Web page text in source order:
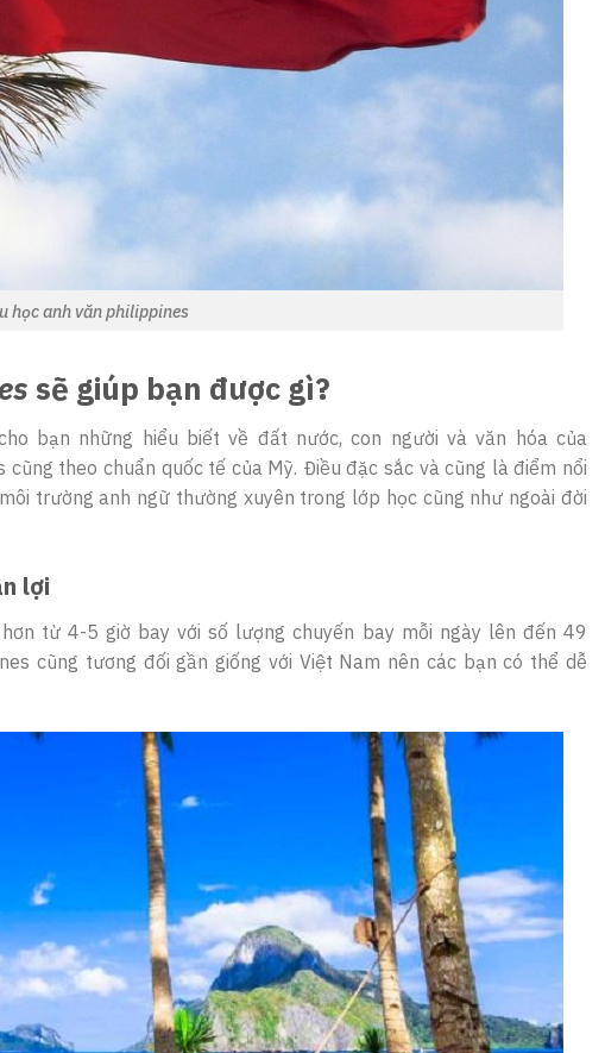
học anh văn philippines
sẽ giúp bạn được gì?
bạn những hiểu biết về đất nước, con người và văn hóa của
theo chuẩn quốc tế của Mỹ. Điều đặc sắc và cũng là điểm nổi
trường anh ngữ thường xuyên trong lớp học cũng như ngoài đời
lợi
từ 4-5 giờ bay với số lượng chuyến bay mỗi ngày lên đến 49
cũng tương đối gần giống với Việt Nam nên các bạn có thể dễ